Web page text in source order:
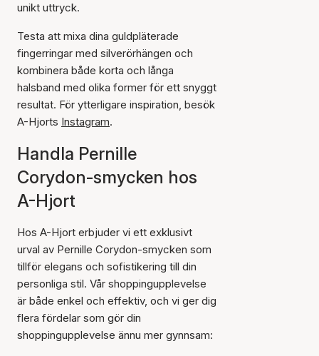
unikt uttryck.
Testa att mixa dina guldpläterade
fingerringar med silverörhängen och
kombinera både korta och långa
halsband med olika former för ett snyggt
resultat. För ytterligare inspiration, besök
A-Hjorts Instagram.
Handla Pernille
Corydon-smycken hos
A-Hjort
Hos A-Hjort erbjuder vi ett exklusivt
urval av Pernille Corydon-smycken som
tillför elegans och sofistikering till din
personliga stil. Vår shoppingupplevelse
är både enkel och effektiv, och vi ger dig
flera fördelar som gör din
shoppingupplevelse ännu mer gynnsam: